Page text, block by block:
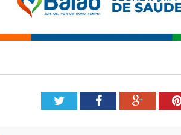
TwitterFacebook